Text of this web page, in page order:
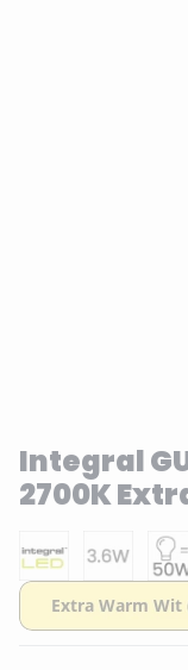
Integral
2700K